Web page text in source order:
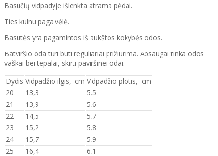
Basučių vidpadyje išlenkta atrama pėdai.
Ties kulnu pagalvėlė.
Basutės yra pagamintos iš aukštos kokybės odos.
Batviršio oda turi būti reguliariai prižiūrima. Apsaugai tinka odos
vaškai bei tepalai, skirti paviršinei odai.
Dydis Vidpadžio ilgis, cm Vidpadžio plotis, cm
20
13,3
5,5
21
13,9
5,6
22
14,5
5,7
23
15,2
5,8
24
15,7
5,9
25
16,4
6,1